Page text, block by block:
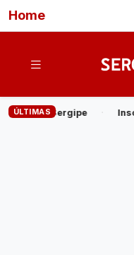
Home
ÚLTIMASpara o Processo